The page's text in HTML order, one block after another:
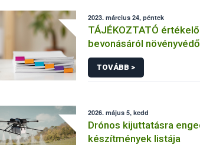
2023. március 24, péntek
TÁJÉKOZTATÓ
bevonásáról
hatóanyag és
engedélyezésére,
engedély
TOVÁBB >
2026. május 5, kedd
Drónos kijuttatásra
készítmények listája